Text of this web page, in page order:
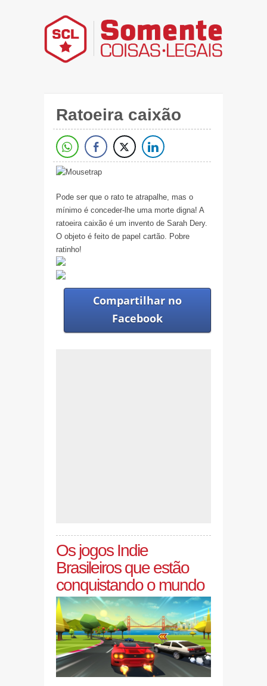
Ratoeira caixão
Pode ser que o rato te atrapalhe, mas o
mínimo é conceder-lhe uma morte digna! A
ratoeira caixão é um invento de Sarah Dery.
O objeto é feito de papel cartão. Pobre
ratinho!
Compartilhar no
Facebook
Os jogos Indie
Brasileiros que estão
conquistando o mundo